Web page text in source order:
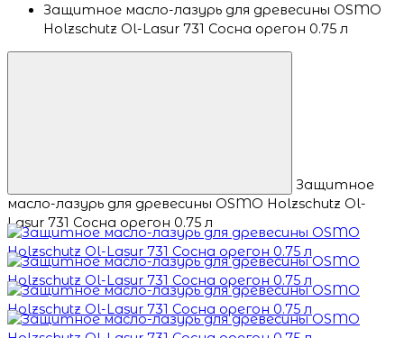
Защитное масло-лазурь для древесины OSMO
Holzschutz Ol-Lasur 731 Сосна орегон 0.75 л
Защитное
масло-лазурь для древесины OSMO Holzschutz Ol-
Lasur 731 Сосна орегон 0.75 л